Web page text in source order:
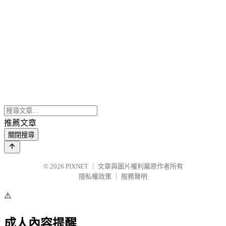
推薦文章
關閉搜尋
© 2026 PIXNET
文章與圖片權利屬原作者所有
隱私權政策
服務聲明
⚠️
成人內容提醒